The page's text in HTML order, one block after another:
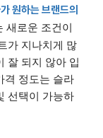
원하는 브랜드의
새로운 조건이
가 지나치게 많
잘 되지 않아 입
격 정도는 슬라
선택이 가능하